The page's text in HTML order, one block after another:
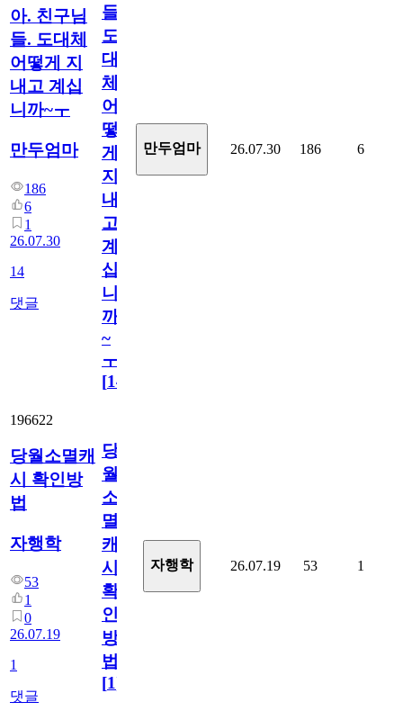
아. 친구님
들. 도대체
어떻게 지
내고 계십
니까~ㅜ
만두엄마
186
6
1
26.07.30
14
댓글
들.
도
대
체
어
떻
게
지
내
고
계
십
니
까
~
ㅜ
[14
만두엄마 26.07.30 186 6
196622
당월소멸캐
시 확인방
법
자행학
53
1
0
26.07.19
1
댓글
당
월
소
멸
캐
시
확
인
방
법
[1]
자행학 26.07.19 53 1